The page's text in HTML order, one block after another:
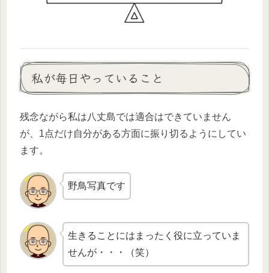
私が毎日やっていること
残念ながら私は八丈島では適合はできていません
が、1点だけ自分がある方面に振り切るようにしてい
ます。
野鳥写真です
生きることにはまったく役に立っていま
せんが・・・（笑）